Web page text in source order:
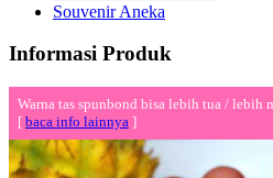
Souvenir Aneka
Informasi Produk
Warna tas spunbond bisa lebih tua / lebih
[ baca info lainnya ]